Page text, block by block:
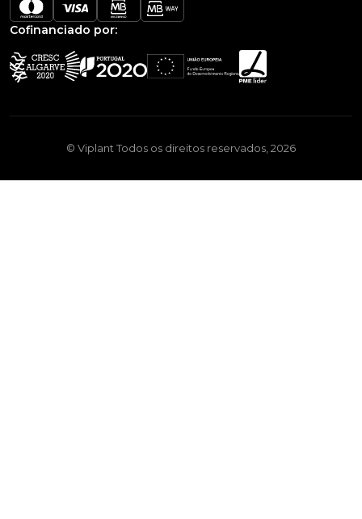
Cofinanciado por:
© Viplant Todos os direitos reservados, 2026